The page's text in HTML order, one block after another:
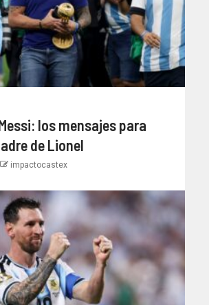
los mensajes para
de Lionel
impactocastex